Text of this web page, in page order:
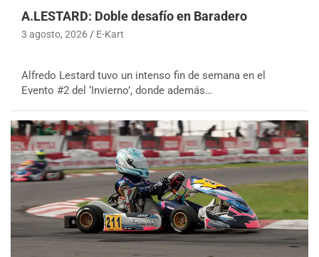
A.LESTARD: Doble desafío en Baradero
3 agosto, 2026 E-Kart
Alfredo Lestard tuvo un intenso fin de semana en el
Evento #2 del ‘Invierno’, donde además…